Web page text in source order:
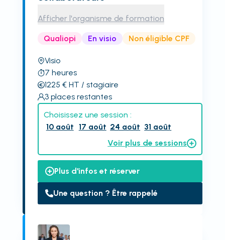
Afficher l'organisme de formation
Qualiopi En visio Non éligible CPF
Visio
7 heures
1225 € HT / stagiaire
3 places restantes
Choisissez une session :
10 août 17 août 24 août 31 août
Voir plus de sessions
Plus d'infos et réserver
Une question ? Être rappelé